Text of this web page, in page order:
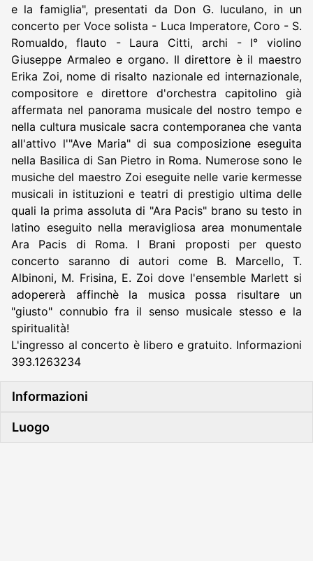
e la famiglia", presentati da Don G. Iuculano, in un
concerto per Voce solista - Luca Imperatore, Coro - S.
Romualdo, flauto - Laura Citti, archi - I° violino
Giuseppe Armaleo e organo. Il direttore è il maestro
Erika Zoi, nome di risalto nazionale ed internazionale,
compositore e direttore d'orchestra capitolino già
affermata nel panorama musicale del nostro tempo e
nella cultura musicale sacra contemporanea che vanta
all'attivo l'"Ave Maria" di sua composizione eseguita
nella Basilica di San Pietro in Roma. Numerose sono le
musiche del maestro Zoi eseguite nelle varie kermesse
musicali in istituzioni e teatri di prestigio ultima delle
quali la prima assoluta di "Ara Pacis" brano su testo in
latino eseguito nella meravigliosa area monumentale
Ara Pacis di Roma. I Brani proposti per questo
concerto saranno di autori come B. Marcello, T.
Albinoni, M. Frisina, E. Zoi dove l'ensemble Marlett si
adopererà affinchè la musica possa risultare un
"giusto" connubio fra il senso musicale stesso e la
spiritualità!
L'ingresso al concerto è libero e gratuito. Informazioni
393.1263234
Informazioni
Luogo